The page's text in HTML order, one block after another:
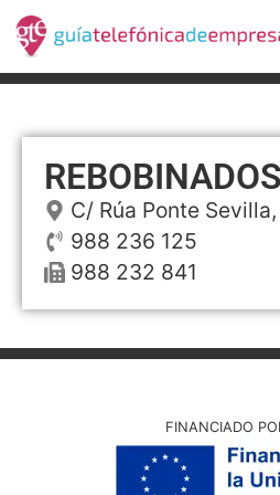
C/ Rúa Ponte Sevilla,
988 236 125
988 232 841
FINANCIADO